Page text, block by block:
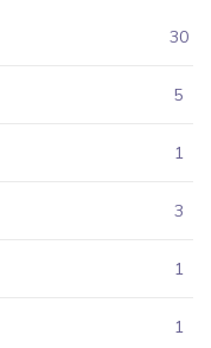
30
5
1
3
1
1